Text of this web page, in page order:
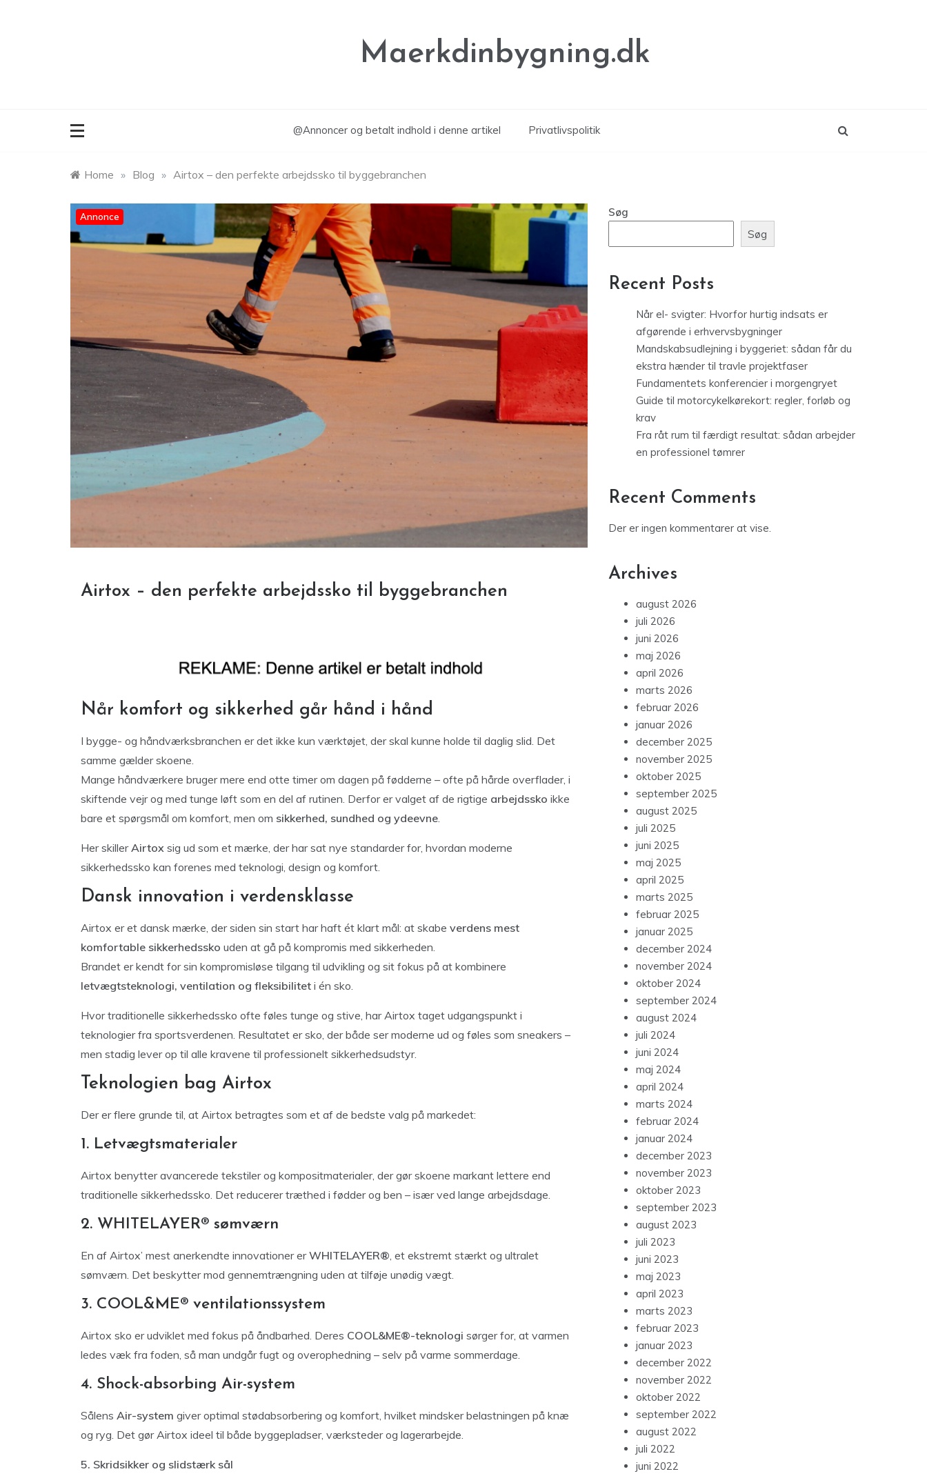
Maerkdinbygning.dk
@Annoncer og betalt indhold i denne artikel Privatlivspolitik
Home » Blog » Airtox – den perfekte arbejdssko til byggebranchen
Annonce
Airtox – den perfekte arbejdssko til byggebranchen
Når komfort og sikkerhed går hånd i hånd
I bygge- og håndværksbranchen er det ikke kun værktøjet, der skal kunne holde til daglig slid. Det
samme gælder skoene.
Mange håndværkere bruger mere end otte timer om dagen på fødderne – ofte på hårde overflader, i
skiftende vejr og med tunge løft som en del af rutinen. Derfor er valget af de rigtige arbejdssko ikke
bare et spørgsmål om komfort, men om sikkerhed, sundhed og ydeevne.
Her skillerAirtox sig ud som et mærke, der har sat nye standarder for, hvordan moderne
sikkerhedssko kan forenes med teknologi, design og komfort.
Dansk innovation i verdensklasse
Airtox er et dansk mærke, der siden sin start har haft ét klart mål: at skabe verdens mest
komfortable sikkerhedssko uden at gå på kompromis med sikkerheden.
Brandet er kendt for sin kompromisløse tilgang til udvikling og sit fokus på at kombinere
letvægtsteknologi, ventilation og fleksibilitet i én sko.
Hvor traditionelle sikkerhedssko ofte føles tunge og stive, har Airtox taget udgangspunkt i
teknologier fra sportsverdenen. Resultatet er sko, der både ser moderne ud og føles som sneakers –
men stadig lever op til alle kravene til professionelt sikkerhedsudstyr.
Teknologien bag Airtox
Der er flere grunde til, at Airtox betragtes som et af de bedste valg på markedet:
1. Letvægtsmaterialer
Airtox benytter avancerede tekstiler og kompositmaterialer, der gør skoene markant lettere end
traditionelle sikkerhedssko. Det reducerer træthed i fødder og ben – især ved lange arbejdsdage.
2. WHITELAYER® sømværn
En af Airtox’ mest anerkendte innovationer erWHITELAYER®, et ekstremt stærkt og ultralet
sømværn. Det beskytter mod gennemtrængning uden at tilføje unødig vægt.
3. COOL&ME® ventilationssystem
Airtox sko er udviklet med fokus på åndbarhed. Deres COOL&ME®-teknologi sørger for, at varmen
ledes væk fra foden, så man undgår fugt og overophedning – selv på varme sommerdage.
4. Shock-absorbing Air-system
Sålens Air-system giver optimal stødabsorbering og komfort, hvilket mindsker belastningen på knæ
og ryg. Det gør Airtox ideel til både byggepladser, værksteder og lagerarbejde.
5. Skridsikker og slidstærk sål
Søg
Søg
Recent Posts
Når el- svigter: Hvorfor hurtig indsats er
afgørende i erhvervsbygninger
Mandskabsudlejning i byggeriet: sådan får du
ekstra hænder til travle projektfaser
Fundamentets konferencier i morgengryet
Guide til motorcykelkørekort: regler, forløb og
krav
Fra råt rum til færdigt resultat: sådan arbejder
en professionel tømrer
Recent Comments
Der er ingen kommentarer at vise.
Archives
august 2026
juli 2026
juni 2026
maj 2026
april 2026
marts 2026
februar 2026
januar 2026
december 2025
november 2025
oktober 2025
september 2025
august 2025
juli 2025
juni 2025
maj 2025
april 2025
marts 2025
februar 2025
januar 2025
december 2024
november 2024
oktober 2024
september 2024
august 2024
juli 2024
juni 2024
maj 2024
april 2024
marts 2024
februar 2024
januar 2024
december 2023
november 2023
oktober 2023
september 2023
august 2023
juli 2023
juni 2023
maj 2023
april 2023
marts 2023
februar 2023
januar 2023
december 2022
november 2022
oktober 2022
september 2022
august 2022
juli 2022
juni 2022